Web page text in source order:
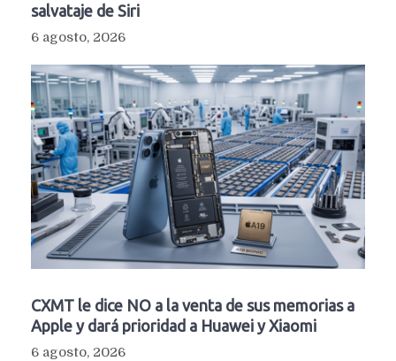
salvataje de Siri
6 agosto, 2026
CXMT le dice NO a la venta de sus memorias a
Apple y dará prioridad a Huawei y Xiaomi
6 agosto, 2026